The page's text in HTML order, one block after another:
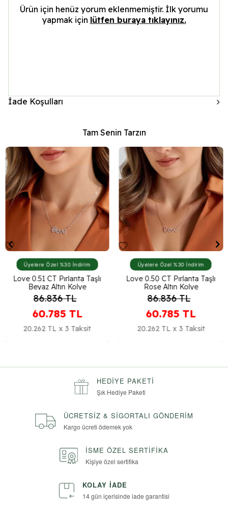
Ürün için henüz yorum eklenmemiştir. İlk yorumu
yapmak için lütfen buraya tıklayınız.
İade Koşulları
Tam Senin Tarzın
Üyelere Özel %30 İndirim
Love 0.51 CT Pırlanta Taşlı
Beyaz Altın Kolye
86.836TL
60.785TL
20.262 TL x 3 Taksit
Üyelere Özel %30 İndirim
Love 0.50 CT Pırlanta Taşlı
Rose Altın Kolye
86.836TL
60.785TL
20.262 TL x 3 Taksit
HEDIYE PAKETI
Şık Hediye Paketi
ÜCRETSIZ & SIGORTALI GÖNDERIM
Kargo ücreti ödemek yok
İSME ÖZEL SERTIFIKA
Kişiye özel sertifika
KOLAY İADE
14 gün içerisinde iade garantisi